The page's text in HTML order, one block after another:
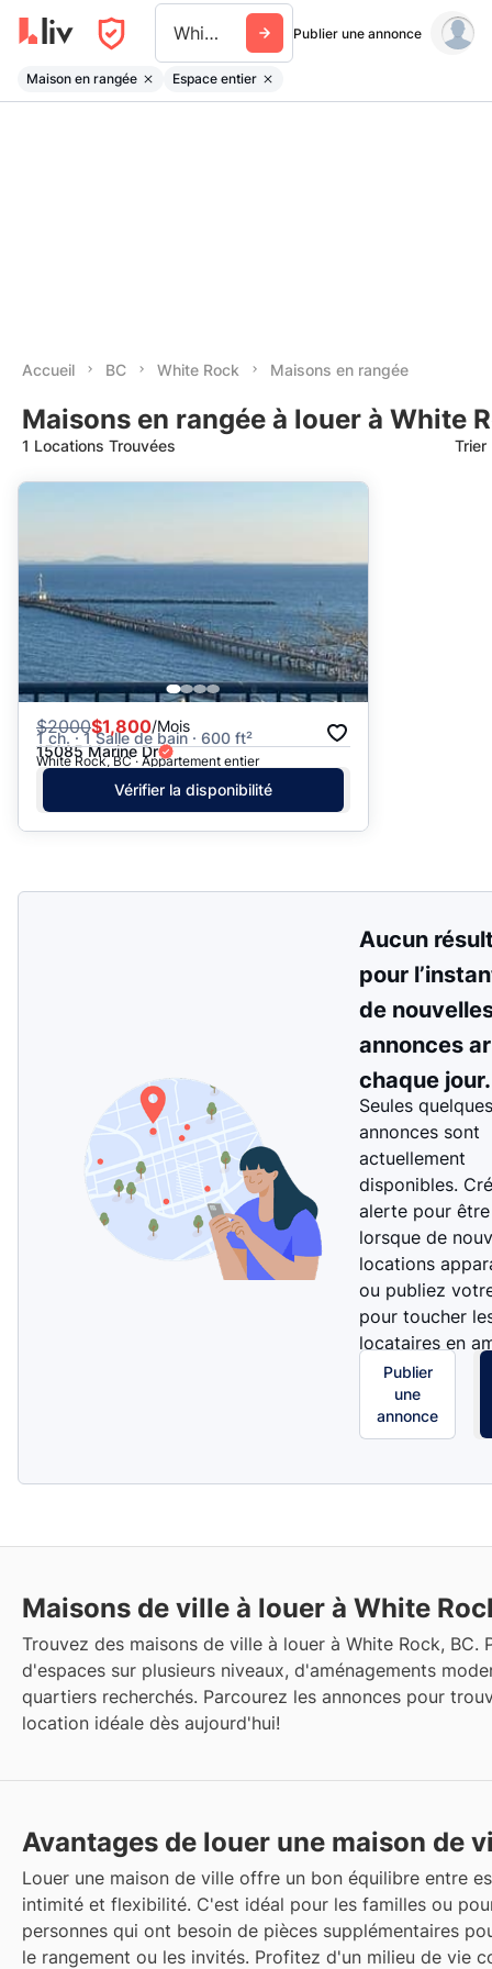
White Rock Publier une annonce
Maison en rangée Espace entier
Accueil BC White Rock Maisons en rangée
Maisons en rangée à louer à White
1 Locations Trouvées Trier
Date: les plus anciens d’abord
Prix - $$$ à $
Prix - $ à $$$
$2000$1,800/Mois
1 ch. · 1 Salle de bain · 600 ft²
15085 Marine Dr
White Rock, BC · Appartement entier
Vérifier la disponibilité
Aucun
pour
de
annonces
chaque jour.
Seules quelques
annonces sont
actuellement
disponibles.
alerte pour
lorsque de
locations
ou publiez
pour toucher
locataires en
Publier
une
annonce
Maisons de ville à louer à White
Trouvez des maisons de ville à louer à White Rock, BC.
d'espaces sur plusieurs niveaux, d'aménagements
quartiers recherchés. Parcourez les annonces pour
location idéale dès aujourd'hui!
Avantages de louer une maison de
Louer une maison de ville offre un bon équilibre entre
intimité et flexibilité. C'est idéal pour les familles ou
personnes qui ont besoin de pièces supplémentaires
le rangement ou les invités. Profitez d'un milieu de vie